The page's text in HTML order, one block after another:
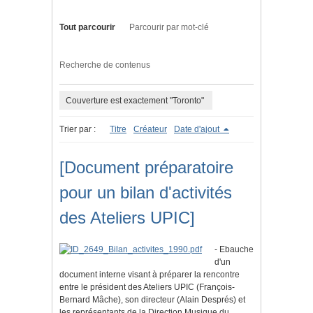
Tout parcourir Parcourir par mot-clé
Recherche de contenus
Couverture est exactement "Toronto"
Trier par : Titre Créateur Date d'ajout
[Document préparatoire
pour un bilan d'activités
des Ateliers UPIC]
- Ebauche
d'un
document interne visant à préparer la rencontre
entre le président des Ateliers UPIC (François-
Bernard Mâche), son directeur (Alain Després) et